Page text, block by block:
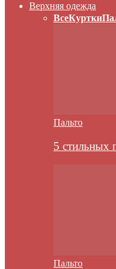
Верхняя одежда
ВсеКуртки
Пальто
5 стильных
Пальто